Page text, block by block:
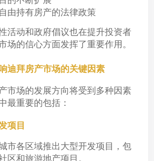
由持有房产的法律政策
活动和政府倡议也在提升投资者
场的信心方面发挥了重要作用。
迪拜房产市场的关键因素
市场的发展方向将受到多种因素
最重要的包括：
项目
市各区域推出大型开发项目，包
区和旅游地产项目。